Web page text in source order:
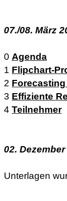
07./08. März
0 Agenda
1 Flipchart-
2
3 Effiziente
4 Teilnehmer
02.
Unterlagen